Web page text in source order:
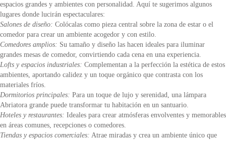
espacios grandes y ambientes con personalidad. Aquí te sugerimos algunos
lugares donde lucirán espectaculares:
Salones de diseño: Colócalas como pieza central sobre la zona de estar o el
comedor para crear un ambiente acogedor y con estilo.
Comedores amplios: Su tamaño y diseño las hacen ideales para iluminar
grandes mesas de comedor, convirtiendo cada cena en una experiencia.
Lofts y espacios industriales: Complementan a la perfección la estética de estos
ambientes, aportando calidez y un toque orgánico que contrasta con los
materiales fríos.
Dormitorios principales: Para un toque de lujo y serenidad, una lámpara
Abriatora grande puede transformar tu habitación en un santuario.
Hoteles y restaurantes: Ideales para crear atmósferas envolventes y memorables
en áreas comunes, recepciones o comedores.
Tiendas y espacios comerciales: Atrae miradas y crea un ambiente único que